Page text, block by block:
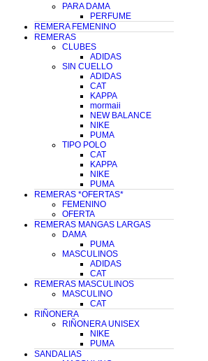
PARA DAMA
PERFUME
REMERA FEMENINO
REMERAS
CLUBES
ADIDAS
SIN CUELLO
ADIDAS
CAT
KAPPA
mormaii
NEW BALANCE
NIKE
PUMA
TIPO POLO
CAT
KAPPA
NIKE
PUMA
REMERAS *OFERTAS*
FEMENINO
OFERTA
REMERAS MANGAS LARGAS
DAMA
PUMA
MASCULINOS
ADIDAS
CAT
REMERAS MASCULINOS
MASCULINO
CAT
RIÑONERA
RIÑONERA UNISEX
NIKE
PUMA
SANDALIAS